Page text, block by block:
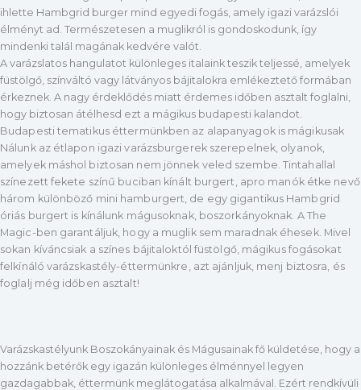
ihlette Hambgrid burger mind egyedi fogás, amely igazi varázslói
élményt ad. Természetesen a muglikról is gondoskodunk, így
mindenki talál magának kedvére valót.
A varázslatos hangulatot különleges italaink teszik teljessé, amelyek
füstölgő, színváltó vagy látványos bájitalokra emlékeztető formában
érkeznek. A nagy érdeklődés miatt érdemes időben asztalt foglalni,
hogy biztosan átélhesd ezt a mágikus budapesti kalandot.
Budapesti tematikus éttermünkben az alapanyagok is mágikusak
Nálunk az étlapon igazi varázsburgerek szerepelnek, olyanok,
amelyek máshol biztosan nem jönnek veled szembe. Tintahallal
színezett fekete színű buciban kínált burgert, apro manók étke nevő
három különböző mini hamburgert, de egy gigantikus Hambgrid
óriás burgert is kínálunk mágusoknak, boszorkányoknak. A The
Magic-ben garantáljuk, hogy a muglik sem maradnak éhesek. Mivel
sokan kíváncsiak a színes bájitaloktól füstölgő, mágikus fogásokat
felkínáló varázskastély-éttermünkre, azt ajánljuk, menj biztosra, és
foglalj még időben asztalt!
Varázskastélyunk Boszokányainak és Mágusainak fő küldetése, hogy a
hozzánk betérők egy igazán különleges élménnyel legyen
gazdagabbak, éttermünk meglátogatása alkalmával. Ezért rendkívüli